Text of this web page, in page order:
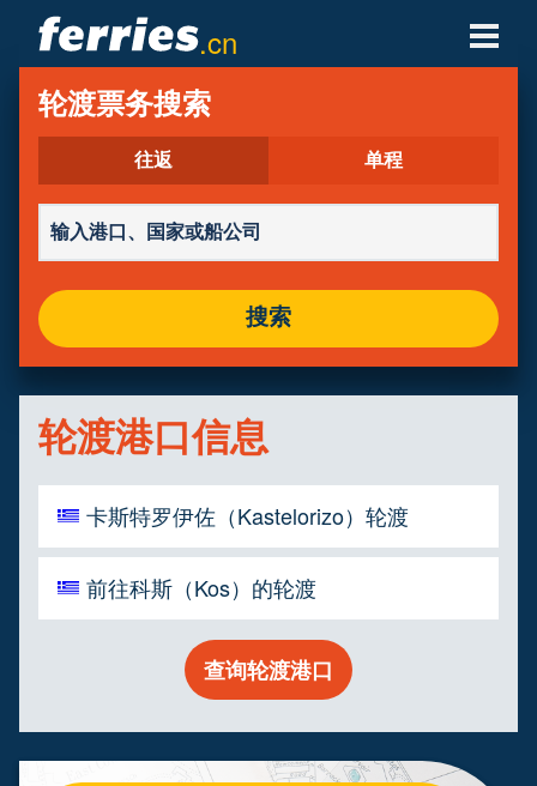
.cn
轮渡公司
轮渡目的地
轮渡航线
轮渡港口
管理预定
轮渡票务搜索
往返 单程
搜索
轮渡港口信息
卡斯特罗伊佐（Kastelorizo）轮渡
前往科斯（Kos）的轮渡
查询轮渡港口